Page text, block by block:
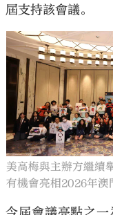
屆支持該會議。
美高梅與主辦方繼續
有機會亮相2026年澳